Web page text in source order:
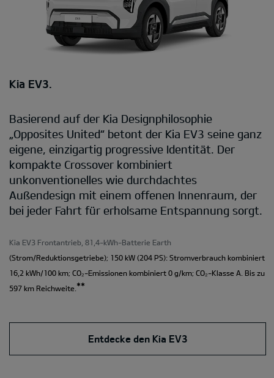
Kia EV3.
Basierend auf der Kia Designphilosophie
„Opposites United“ betont der Kia EV3 seine ganz
eigene, einzigartig progressive Identität. Der
kompakte Crossover kombiniert
unkonventionelles wie durchdachtes
Außendesign mit einem offenen Innenraum, der
bei jeder Fahrt für erholsame Entspannung sorgt.
Kia EV3 Frontantrieb, 81,4-kWh-Batterie Earth
(Strom/Reduktionsgetriebe); 150 kW (204 PS): Stromverbrauch kombiniert
16,2 kWh/100 km; CO₂-Emissionen kombiniert 0 g/km; CO₂-Klasse A. Bis zu
597 km Reichweite. **
Entdecke den Kia EV3